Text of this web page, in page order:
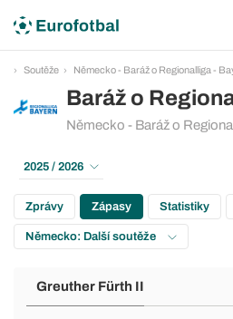
Soutěže Německo - Baráž o Regionalliga -
Baráž o
Německo - Baráž o
2025 / 2026
Zprávy Zápasy Statistiky
Německo: Další soutěže
Greuther Fürth II